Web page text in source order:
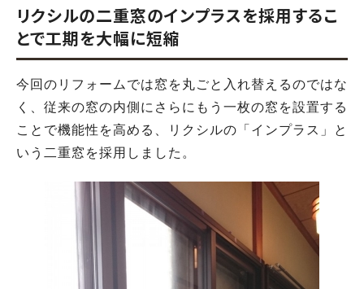
リクシルの二重窓のインプラスを採用するこ
とで工期を大幅に短縮
今回のリフォームでは窓を丸ごと入れ替えるのではな
く、従来の窓の内側にさらにもう一枚の窓を設置する
ことで機能性を高める、リクシルの「インプラス」と
いう二重窓を採用しました。